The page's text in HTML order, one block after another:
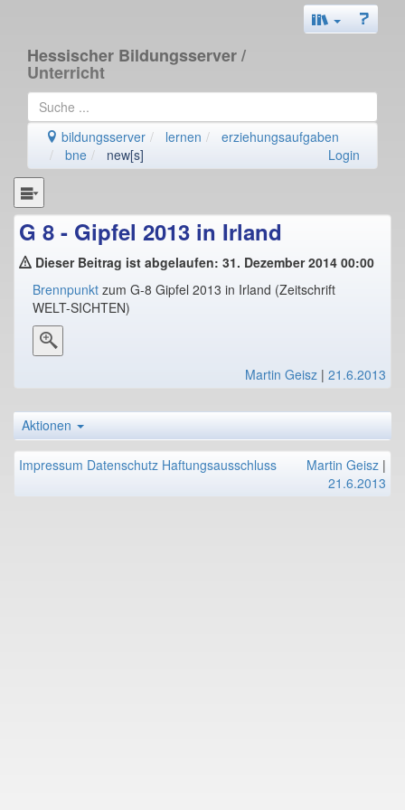
Hessischer Bildungsserver/
Unterricht
bildungsserver lernen
erziehungsaufgaben
bne
new[s] Login
G 8 - Gipfel 2013 in Irland
Dieser Beitrag ist abgelaufen: 31. Dezember 2014 00:00
Brennpunkt zum G-8 Gipfel 2013 in Irland (Zeitschrift
WELT-SICHTEN)
Martin Geisz | 21.6.2013
Aktionen
Impressum Datenschutz Haftungsausschluss Martin Geisz |
21.6.2013